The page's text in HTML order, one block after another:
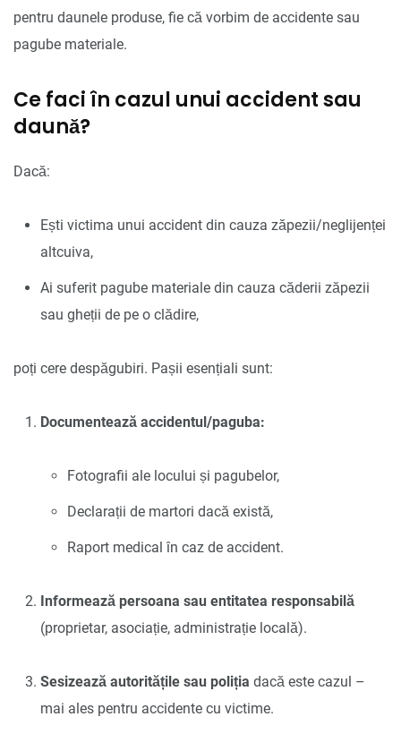
pentru daunele produse, fie că vorbim de accidente sau
pagube materiale.
Ce faci în cazul unui accident sau
daună?
Dacă:
Ești victima unui accident din cauza zăpezii/neglijenței
altcuiva,
Ai suferit pagube materiale din cauza căderii zăpezii
sau gheții de pe o clădire,
poți cere despăgubiri. Pașii esențiali sunt:
Documentează accidentul/paguba:
Fotografii ale locului și pagubelor,
Declarații de martori dacă există,
Raport medical în caz de accident.
Informează persoana sau entitatea responsabilă
(proprietar, asociație, administrație locală).
Sesizează autoritățile sau poliția dacă este cazul –
mai ales pentru accidente cu victime.